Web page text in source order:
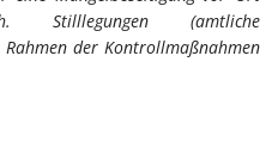
Stilllegungen (amtliche
der Kontrollmaßnahmen